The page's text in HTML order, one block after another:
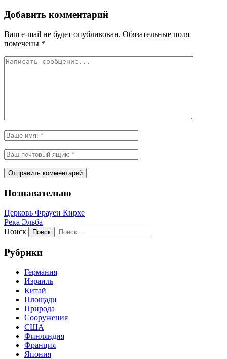
Добавить комментарий
Ваш e-mail не будет опубликован. Обязательные поля
помечены *
Познавательно
Церковь Фрауен Кирхе
Река Эльба
Поиск
Рубрики
Германия
Израиль
Китай
Площади
Природа
Сооружения
США
Финляндия
Франция
Япония